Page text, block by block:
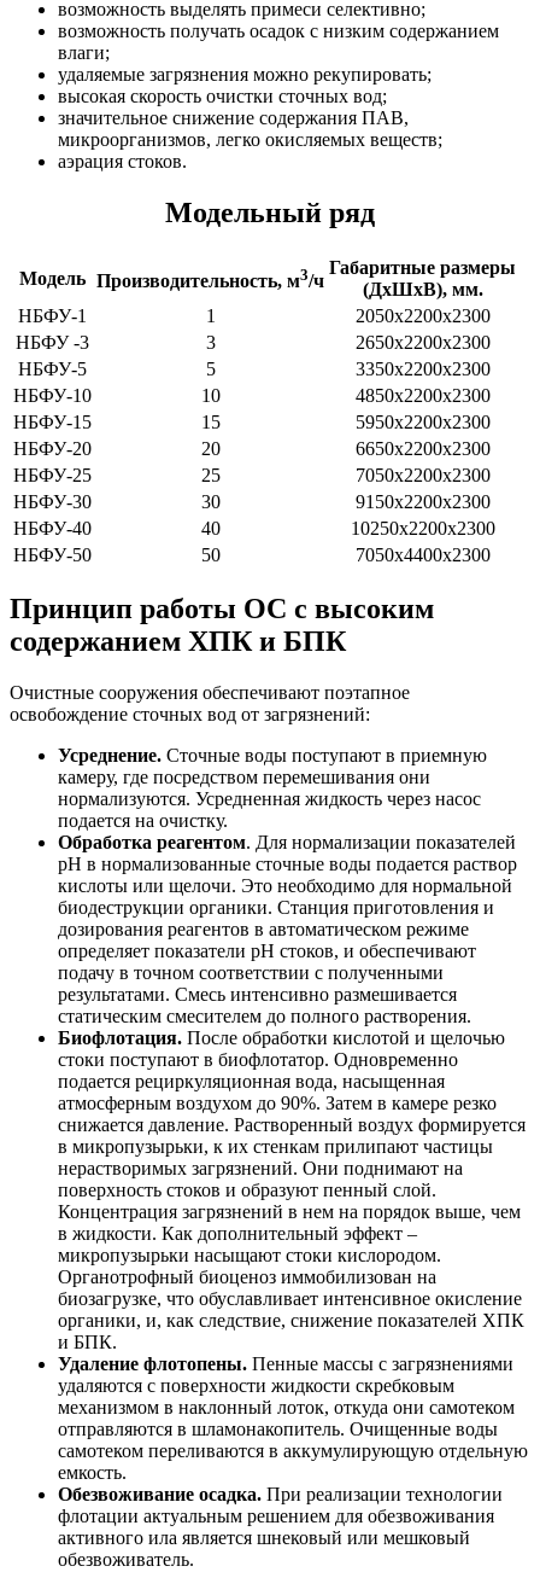
возможность выделять примеси селективно;
возможность получать осадок с низким содержанием
влаги;
удаляемые загрязнения можно рекупировать;
высокая скорость очистки сточных вод;
значительное снижение содержания ПАВ,
микроорганизмов, легко окисляемых веществ;
аэрация стоков.
Модельный ряд
Модель Производительность, м3/ч
Габаритные размеры
(ДхШхВ), мм.
НБФУ-1
1
2050х2200х2300
НБФУ -3
3
2650х2200х2300
НБФУ-5
5
3350х2200х2300
НБФУ-10
10
4850х2200х2300
НБФУ-15
15
5950х2200х2300
НБФУ-20
20
6650х2200х2300
НБФУ-25
25
7050х2200х2300
НБФУ-30
30
9150х2200х2300
НБФУ-40
40
10250х2200х2300
НБФУ-50
50 7050х4400х2300
Принцип работы ОС с высоким
содержанием ХПК и БПК
Очистные сооружения обеспечивают поэтапное
освобождение сточных вод от загрязнений:
Усреднение. Сточные воды поступают в приемную
камеру, где посредством перемешивания они
нормализуются. Усредненная жидкость через насос
подается на очистку.
Обработка реагентом. Для нормализации показателей
рН в нормализованные сточные воды подается раствор
кислоты или щелочи. Это необходимо для нормальной
биодеструкции органики. Станция приготовления и
дозирования реагентов в автоматическом режиме
определяет показатели рН стоков, и обеспечивают
подачу в точном соответствии с полученными
результатами. Смесь интенсивно размешивается
статическим смесителем до полного растворения.
Биофлотация. После обработки кислотой и щелочью
стоки поступают в биофлотатор. Одновременно
подается рециркуляционная вода, насыщенная
атмосферным воздухом до 90%. Затем в камере резко
снижается давление. Растворенный воздух формируется
в микропузырьки, к их стенкам прилипают частицы
нерастворимых загрязнений. Они поднимают на
поверхность стоков и образуют пенный слой.
Концентрация загрязнений в нем на порядок выше, чем
в жидкости. Как дополнительный эффект –
микропузырьки насыщают стоки кислородом.
Органотрофный биоценоз иммобилизован на
биозагрузке, что обуславливает интенсивное окисление
органики, и, как следствие, снижение показателей ХПК
и БПК.
Удаление флотопены. Пенные массы с загрязнениями
удаляются с поверхности жидкости скребковым
механизмом в наклонный лоток, откуда они самотеком
отправляются в шламонакопитель. Очищенные воды
самотеком переливаются в аккумулирующую отдельную
емкость.
Обезвоживание осадка. При реализации технологии
флотации актуальным решением для обезвоживания
активного ила является шнековый или мешковый
обезвоживатель.